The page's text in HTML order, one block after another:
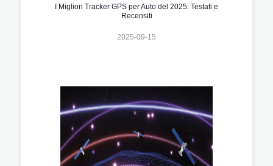
I Migliori Tracker GPS per Auto del 2025: Testati e
Recensiti
2025-09-15